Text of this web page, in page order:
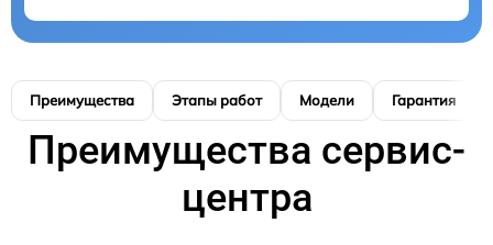
Преимущества Этапы работ Модели Гарантия
Преимущества сервис-
центра